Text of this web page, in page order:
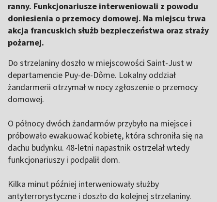
ranny. Funkcjonariusze interweniowali z powodu
doniesienia o przemocy domowej. Na miejscu trwa
akcja francuskich służb bezpieczeństwa oraz straży
pożarnej.
Do strzelaniny doszło w miejscowości Saint-Just w
departamencie Puy-de-Dôme. Lokalny oddział
żandarmerii otrzymał w nocy zgłoszenie o przemocy
domowej.
O północy dwóch żandarmów przybyło na miejsce i
próbowało ewakuować kobietę, która schroniła się na
dachu budynku. 48-letni napastnik ostrzelał wtedy
funkcjonariuszy i podpalił dom.
Kilka minut później interweniowały służby
antyterrorystyczne i doszło do kolejnej strzelaniny.